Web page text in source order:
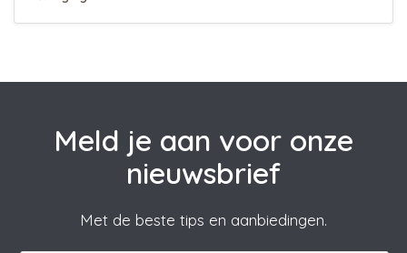
Meld je aan voor onze
nieuwsbrief
Met de beste tips en aanbiedingen.